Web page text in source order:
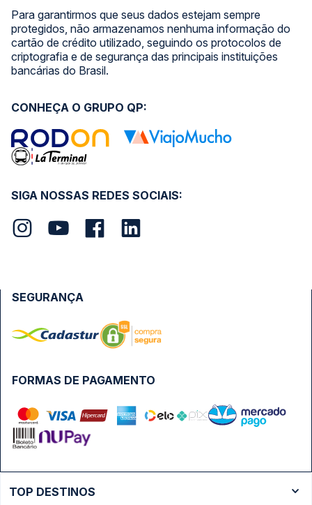
Para garantirmos que seus dados estejam sempre
protegidos, não armazenamos nenhuma informação do
cartão de crédito utilizado, seguindo os protocolos de
criptografia e de segurança das principais instituições
bancárias do Brasil.
SIGA NOSSAS REDES SOCIAIS:
CONHEÇA O GRUPO QP:
FORMAS DE PAGAMENTO
SEGURANÇA
TOP DESTINOS